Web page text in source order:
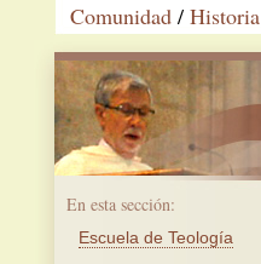
Comunidad / Historia
En esta sección:
Escuela de Teología